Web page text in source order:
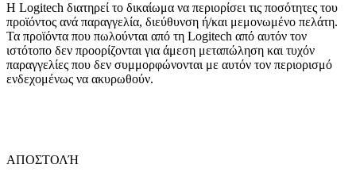
Η Logitech διατηρεί το δικαίωμα να περιορίσει τις ποσότητες του
προϊόντος ανά παραγγελία, διεύθυνση ή/και μεμονωμένο πελάτη.
Τα προϊόντα που πωλούνται από τη Logitech από αυτόν τον
ιστότοπο δεν προορίζονται για άμεση μεταπώληση και τυχόν
παραγγελίες που δεν συμμορφώνονται με αυτόν τον περιορισμό
ενδεχομένως να ακυρωθούν.
ΑΠΟΣΤΟΛΉ